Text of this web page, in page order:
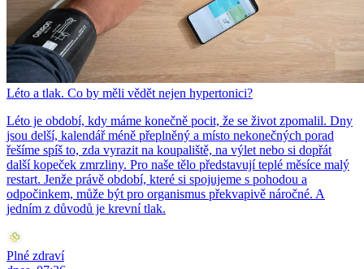
Léto a tlak. Co by měli vědět nejen hypertonici?
Léto je období, kdy máme konečně pocit, že se život zpomalil. Dny
jsou delší, kalendář méně přeplněný a místo nekonečných porad
řešíme spíš to, zda vyrazit na koupaliště, na výlet nebo si dopřát
další kopeček zmrzliny. Pro naše tělo představují teplé měsíce malý
restart. Jenže právě období, které si spojujeme s pohodou a
odpočinkem, může být pro organismus překvapivě náročné. A
jedním z důvodů je krevní tlak.
Plné zdraví